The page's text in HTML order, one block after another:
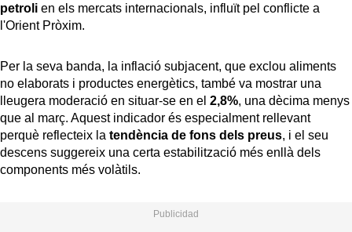
petroli en els mercats internacionals, influït pel conflicte a
l'Orient Pròxim.
Per la seva banda, la inflació subjacent, que exclou aliments
no elaborats i productes energètics, també va mostrar una
lleugera moderació en situar-se en el 2,8%, una dècima menys
que al març. Aquest indicador és especialment rellevant
perquè reflecteix la tendència de fons dels preus, i el seu
descens suggereix una certa estabilització més enllà dels
components més volàtils.